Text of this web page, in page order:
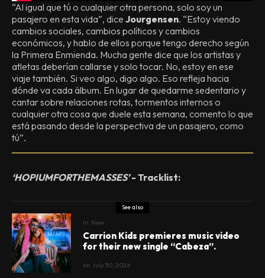
“Al igual que tú o cualquier otra persona, solo soy un
pasajero en esta vida”, dice Jourgensen. “Estoy viendo
cambios sociales, cambios políticos y cambios
económicos, y hablo de ellos porque tengo derecho según
la Primera Enmienda. Mucha gente dice que los artistas y
atletas deberían callarse y solo tocar. No, estoy en ese
viaje también. Si veo algo, digo algo. Eso refleja hacia
dónde va cada álbum. En lugar de quedarme sedentario y
cantar sobre relaciones rotas, tormentos internos o
cualquier otra cosa que duele esta semana, comento lo que
está pasando desde la perspectiva de un pasajero, como
tú”.
‘HOPIUMFORTHEMASSES’- Tracklist:
See also
In New
Carrion Kids premieres music video
for their new single “Cabeza”.
on July 30, 2026